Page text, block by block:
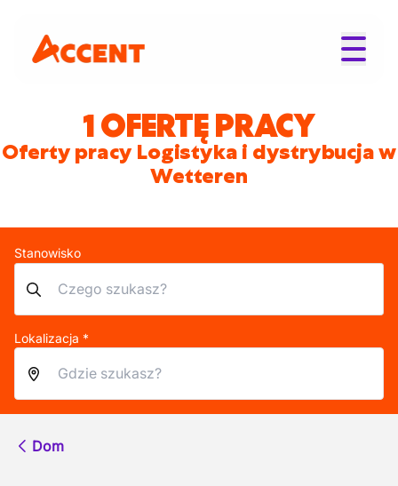
1 OFERTĘ PRACY
Oferty pracy Logistyka i dystrybucja w
Wetteren
Stanowisko
Lokalizacja *
Dom